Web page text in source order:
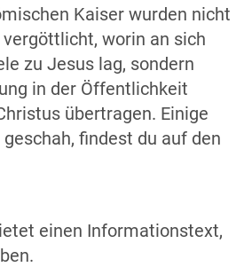
Kaiser wurden nicht
worin an sich
zu Jesus lag, sondern
in der Öffentlichkeit
übertragen. Einige
findest du auf den
einen Informationstext,